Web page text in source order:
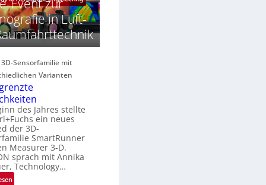
Event zur
in Luft-
3D-Sensorfamilie mit
Varianten
des Jahres stellte
ein neues
der 3D-
SmartRunner
Measurer 3-D.
sprach mit Annika
Technology…
: